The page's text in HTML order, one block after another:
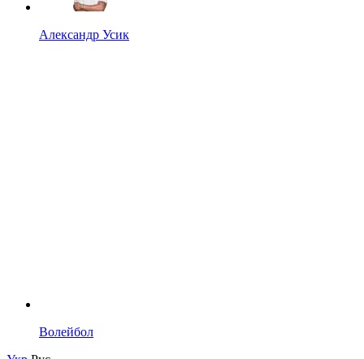
Александр Усик
Волейбол